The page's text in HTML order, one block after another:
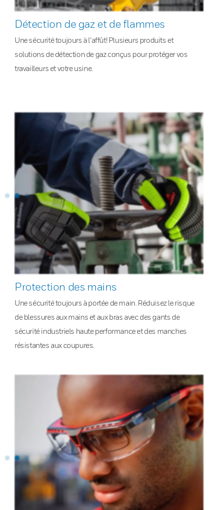
Détection de gaz et de flammes
Une sécurité toujours à l’affût! Plusieurs produits et
solutions de détection de gaz conçus pour protéger vos
travailleurs et votre usine.
Protection des mains
Une sécurité toujours à portée de main. Réduisez le risque
de blessures aux mains et aux bras avec des gants de
sécurité industriels haute performance et des manches
résistantes aux coupures.